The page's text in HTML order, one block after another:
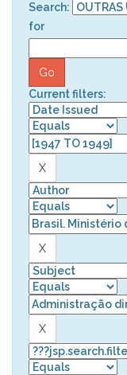
Search:
for
Current filters: